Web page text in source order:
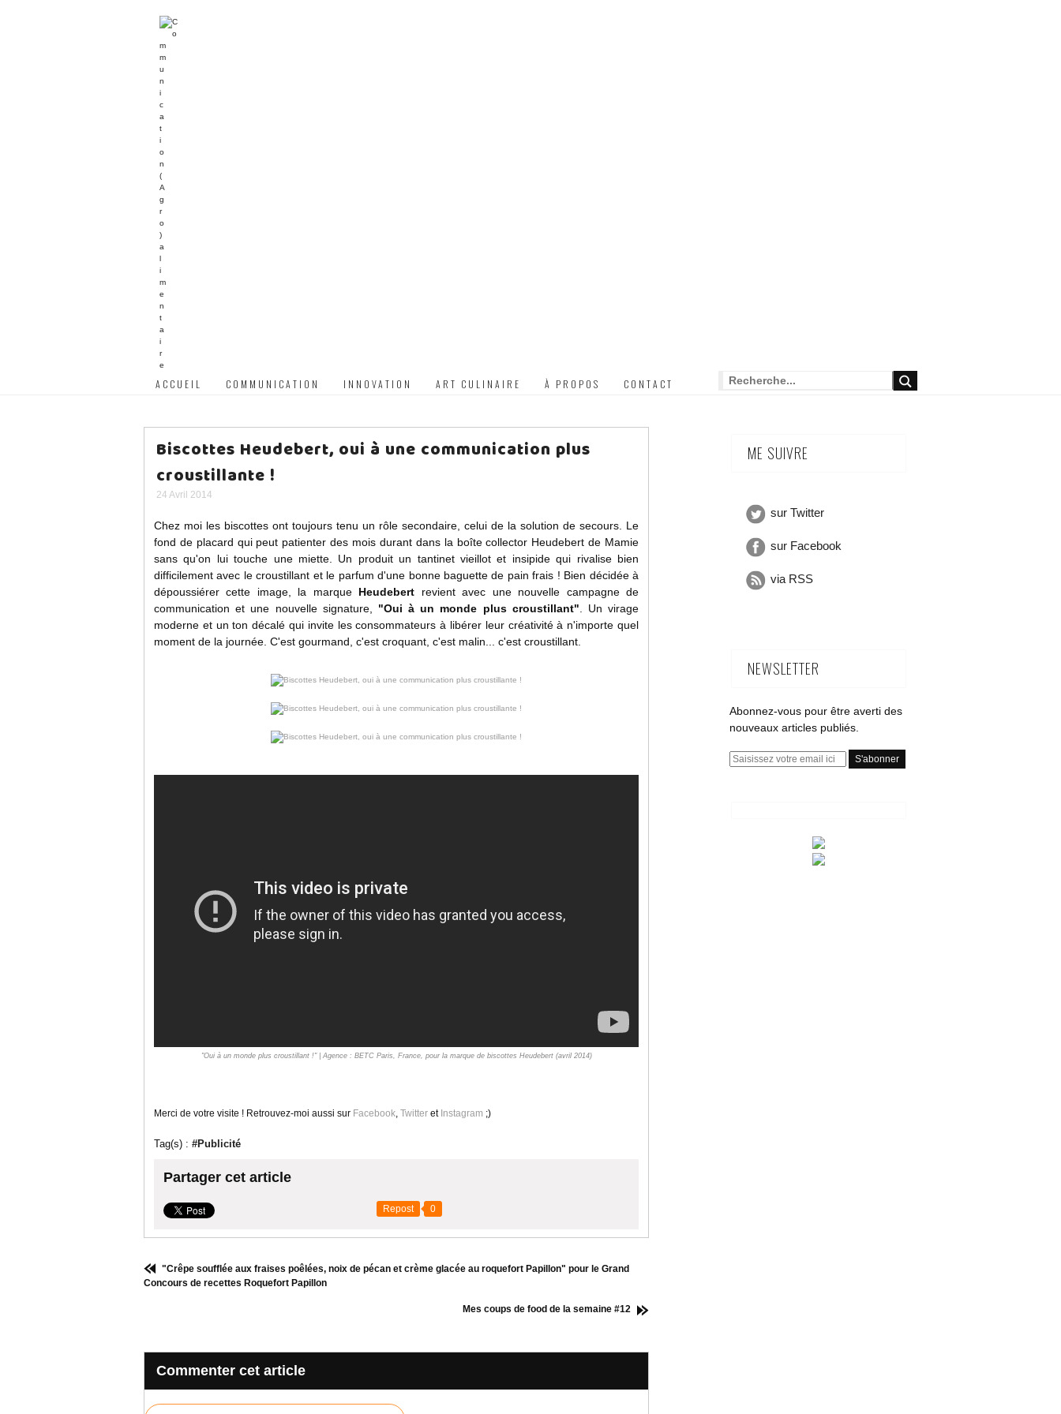
ACCUEIL COMMUNICATION INNOVATION ART CULINAIRE À PROPOS CONTACT
Biscottes Heudebert, oui à une communication plus
croustillante !
24 Avril 2014
Chez moi les biscottes ont toujours tenu un rôle secondaire, celui de la solution de secours. Le
fond de placard qui peut patienter des mois durant dans la boîte collector Heudebert de Mamie
sans qu'on lui touche une miette. Un produit un tantinet vieillot et insipide qui rivalise bien
difficilement avec le croustillant et le parfum d'une bonne baguette de pain frais ! Bien décidée à
dépoussiérer cette image, la marque Heudebert revient avec une nouvelle campagne de
communication et une nouvelle signature, "Oui à un monde plus croustillant" . Un virage
moderne et un ton décalé qui invite les consommateurs à libérer leur créativité à n'importe quel
moment de la journée. C'est gourmand, c'est croquant, c'est malin... c'est croustillant.
"Oui à un monde plus croustillant !" | Agence : BETC Paris, France, pour la marque de biscottes Heudebert (avril 2014)
Merci de votre visite ! Retrouvez-moi aussi sur Facebook, Twitter et Instagram ;)
Tag(s) : #Publicité
Partager cet article
Repost 0
"Crêpe soufflée aux fraises poêlées, noix de pécan et crème glacée au roquefort Papillon" pour le Grand
Concours de recettes Roquefort Papillon
Mes coups de food de la semaine #12
Commenter cet article
ME SUIVRE
sur Twitter
sur Facebook
via RSS
NEWSLETTER
Abonnez-vous pour être averti des
nouveaux articles publiés.
E